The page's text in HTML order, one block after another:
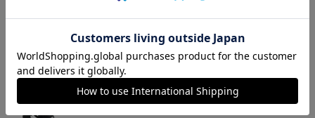
送料無料の併せ買いにオススメ！どの選手が当たる
かお楽しみのシークレットグッズ！
横浜FM
日常にもF・マリノスを！普段使いにオススメのアイ